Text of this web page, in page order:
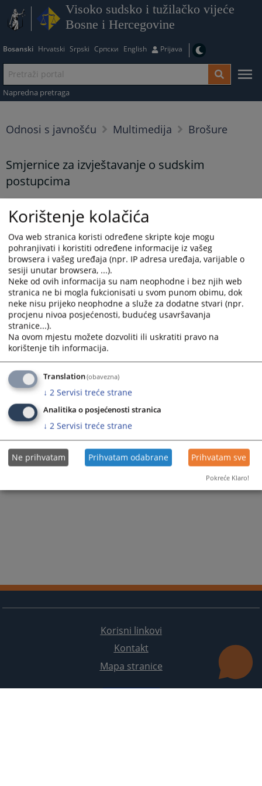
Visoko sudsko i tužilačko vijeće
Bosne i Hercegovine
Bosanski Hrvatski Srpski Српски English Prijava
Napredna pretraga
Odnosi s javnošću Multimedija Brošure
Smjernice za izvještavanje o sudskim
postupcima
Prikazana vijest je na
Vijest dostupna još na: Hrvatski jezik Српски језик
Prateći dokumenti
Smjernice za izvještavanje o sudskim postupcima
684PREGLEDA
Korisni linkovi
Kontakt
Mapa stranice
Korištenje kolačića
Ova web stranica koristi određene skripte koje mogu
pohranjivati i koristiti određene informacije iz vašeg
browsera i vašeg uređaja (npr. IP adresa uređaja, varijable o
sesiji unutar browsera, ...).
Neke od ovih informacija su nam neophodne i bez njih web
stranica ne bi mogla fukcionisati u svom punom obimu, dok
neke nisu prijeko neophodne a služe za dodatne stvari (npr.
procjenu nivoa posjećenosti, budućeg usavršavanja
stranice...).
Na ovom mjestu možete dozvoliti ili uskratiti pravo na
korištenje tih informacija.
Translation(obavezna)
↓ 2 Servisi treće strane
Analitika o posjećenosti stranica
↓ 2 Servisi treće strane
Ne prihvatam Prihvatam odabrane Prihvatam sve
Pokreće Klaro!